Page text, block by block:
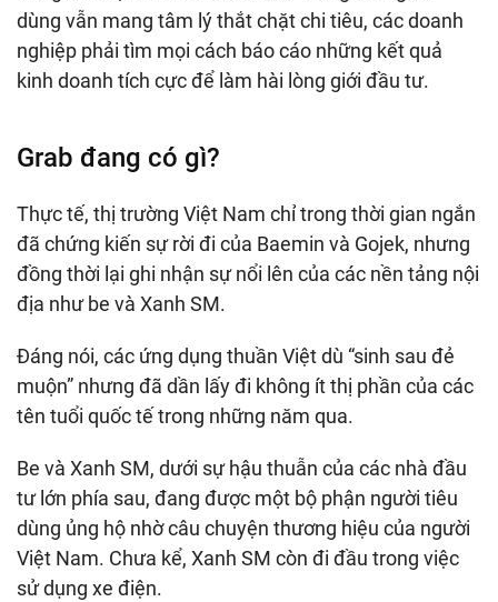
dùng vẫn mang tâm lý thắt chặt chi tiêu, các doanh
nghiệp phải tìm mọi cách báo cáo những kết quả
kinh doanh tích cực để làm hài lòng giới đầu tư.
Grab đang có gì?
Thực tế, thị trường Việt Nam chỉ trong thời gian ngắn
đã chứng kiến sự rời đi của Baemin và Gojek, nhưng
đồng thời lại ghi nhận sự nổi lên của các nền tảng nội
địa như be và Xanh SM.
Đáng nói, các ứng dụng thuần Việt dù “sinh sau đẻ
muộn” nhưng đã dần lấy đi không ít thị phần của các
tên tuổi quốc tế trong những năm qua.
Be và Xanh SM, dưới sự hậu thuẫn của các nhà đầu
tư lớn phía sau, đang được một bộ phận người tiêu
dùng ủng hộ nhờ câu chuyện thương hiệu của người
Việt Nam. Chưa kể, Xanh SM còn đi đầu trong việc
sử dụng xe điện.